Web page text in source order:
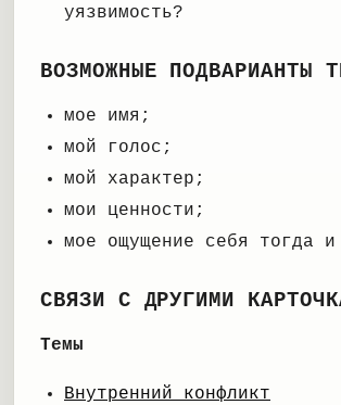
уязвимость?
ВОЗМОЖНЫЕ ПОДВАРИАНТЫ
мое имя;
мой голос;
мой характер;
мои ценности;
мое ощущение себя тогда и
СВЯЗИ С ДРУГИМИ
Темы
Внутренний конфликт